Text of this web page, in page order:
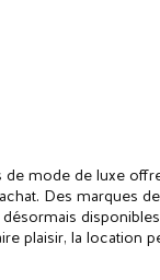
mode de luxe
Des marques
plaisir, la location